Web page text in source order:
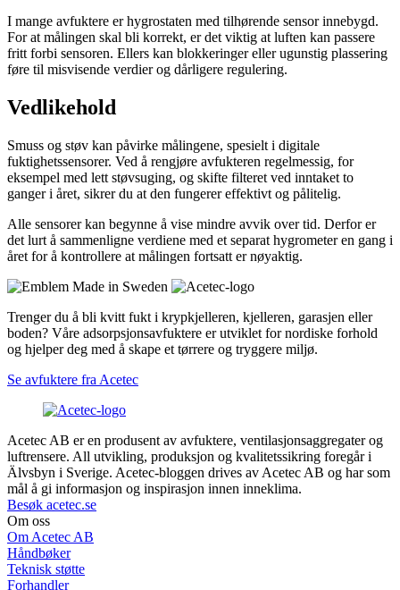
I mange avfuktere er hygrostaten med tilhørende sensor innebygd.
For at målingen skal bli korrekt, er det viktig at luften kan passere
fritt forbi sensoren. Ellers kan blokkeringer eller ugunstig plassering
føre til misvisende verdier og dårligere regulering.
Vedlikehold
Smuss og støv kan påvirke målingene, spesielt i digitale
fuktighetssensorer. Ved å rengjøre avfukteren regelmessig, for
eksempel med lett støvsuging, og skifte filteret ved inntaket to
ganger i året, sikrer du at den fungerer effektivt og pålitelig.
Alle sensorer kan begynne å vise mindre avvik over tid. Derfor er
det lurt å sammenligne verdiene med et separat hygrometer en gang i
året for å kontrollere at målingen fortsatt er nøyaktig.
Trenger du å bli kvitt fukt i krypkjelleren, kjelleren, garasjen eller
boden? Våre adsorpsjonsavfuktere er utviklet for nordiske forhold
og hjelper deg med å skape et tørrere og tryggere miljø.
Se avfuktere fra Acetec
Acetec AB er en produsent av avfuktere, ventilasjonsaggregater og
luftrensere. All utvikling, produksjon og kvalitetssikring foregår i
Älvsbyn i Sverige. Acetec-bloggen drives av Acetec AB og har som
mål å gi informasjon og inspirasjon innen inneklima.
Besøk acetec.se
Om oss
Om Acetec AB
Håndbøker
Teknisk støtte
Forhandler